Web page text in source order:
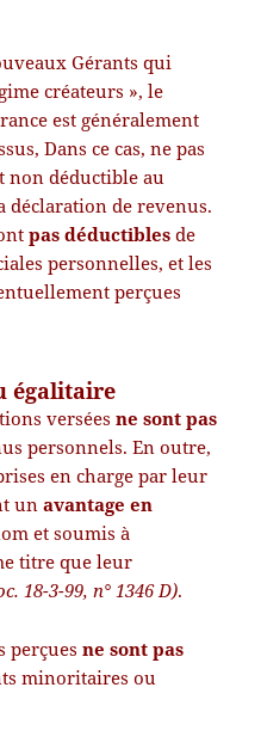
Gérants qui
créateurs », le
est généralement
Dans ce cas, ne pas
non déductible au
déclaration de revenus.
pas déductibles de
personnelles, et les
perçues
égalitaire
verséesne sont pas
personnels. En outre,
en charge par leur
unavantage en
et soumis à
titre que leur
18-3-99, n° 1346 D).
perçuesne sont pas
minoritaires ou